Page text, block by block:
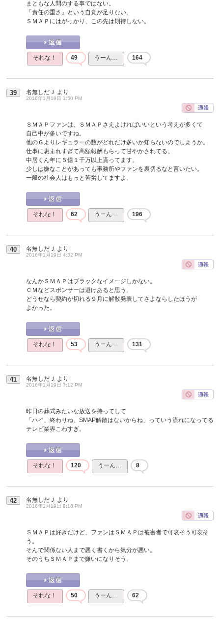
まともな人間のする事ではない。
「責任の重さ」という自覚が足りない。
ＳＭＡＰにはがっかり、この先は期待しない。
それな！ 49 うーん… 164
39 名無しだＪ より
2016年1月19日 1:50 PM
ＳＭＡＰファンは、ＳＭＡＰさえよければいいという考えが多くて
自己中が多いですね。
他のＧよりレギュラーの数がどれだけ多いか知らないのでしようか。
仕事に恵まれすぎて高額報酬もらって甘やかされてる。
中居くん年に５億１千万以上貰ってます。
少しは嫌なことがあっても事務所やファンを裏切るなと言いたい。
一般の社会人はもっと苦労してますよ。
それな！ 62 うーん… 196
40 名無しだＪ より
2016年1月19日 4:32 PM
なんかＳＭＡＰはブラックなイメージしかない。
ＣＭなどスポンサーは避けあると思う。
どうせなら契約が切れる９月に解散発表してさよならしたほうが
よかった。
それな！ 53 うーん… 131
41 名無しだＪ より
2016年1月19日 7:12 PM
昨日の葬式みたいな放送を持ってして
「ハイ、終わりね、SMAP解散はないからね」っていう流れになってる
テレビ業界こわすぎ。
それな！ 120 うーん… 8
42 名無しだＪ より
2016年1月19日 9:18 PM
ＳＭＡＰは好きだけど、ファンはＳＭＡＰは被害者で可哀そう可哀そ
う。
そんで関係ない人まで悪く書くから気分が悪い。
そのうちＳＭＡＰまで嫌いになりそう。
それな！ 50 うーん… 62